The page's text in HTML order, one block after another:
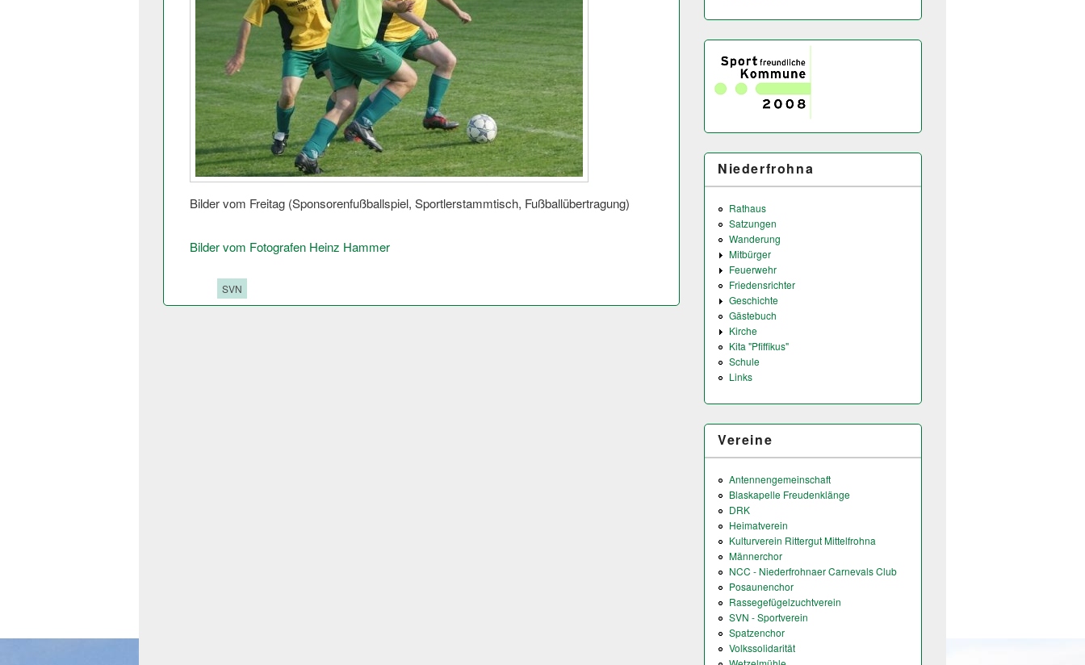
Bilder vom Freitag (Sponsorenfußba­llspiel, Sportlerstammtisch, Fußballübertragung)
Bilder vom Fotografen Heinz Hammer
SVN
Niederfrohna
Rathaus
Satzungen
Wanderung
Mitbürger
Feuerwehr
Friedensrichter
Geschichte
Gästebuch
Kirche
Kita "Pfiffikus"
Schule
Links
Vereine
Antennengemeinschaft
Blaskapelle Freudenklänge
DRK
Heimatverein
Kulturverein Rittergut Mittelfrohna
Männerchor
NCC - Niederfrohnaer Carnevals Club
Posaunenchor
Rassegefügelzuchtverein
SVN - Sportverein
Spatzenchor
Volkssolidarität